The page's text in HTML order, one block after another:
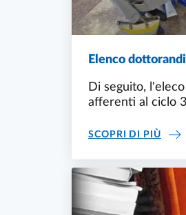
Elenco
Di seguito,
afferenti al ciclo
SCOPRI DI PIÙ